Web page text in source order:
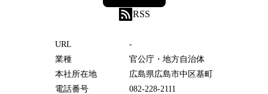
RSS
URL
-
業種
官公庁・地方自治体
本社所在地
広島県広島市中区基町
電話番号
082-228-2111